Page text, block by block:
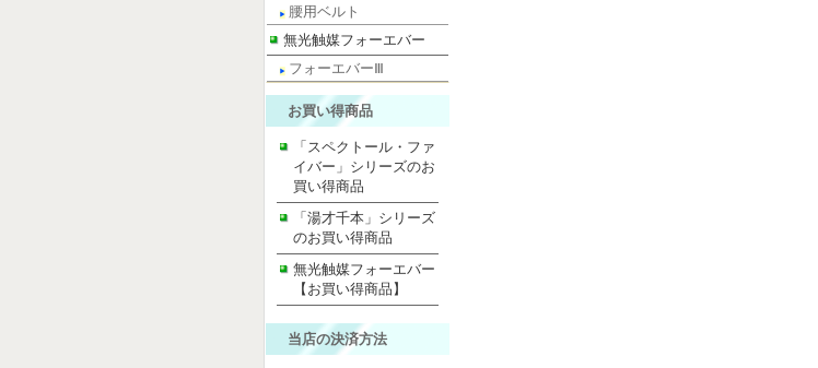
腰用ベルト
無光触媒フォーエバー
フォーエバーⅢ
お買い得商品
「スペクトール・ファ
イバー」シリーズのお
買い得商品
「湯才千本」シリーズ
のお買い得商品
無光触媒フォーエバー
【お買い得商品】
当店の決済方法